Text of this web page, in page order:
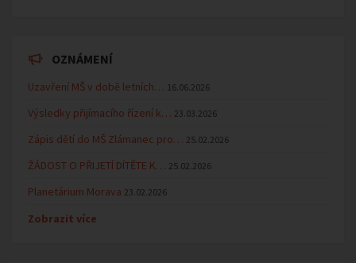
OZNÁMENÍ
Uzavření MŠ v době letních… 16.06.2026
Výsledky přijímacího řízení k… 23.03.2026
Zápis dětí do MŠ Zlámanec pro… 25.02.2026
ŽÁDOST O PŘIJETÍ DÍTĚTE K… 25.02.2026
Planetárium Morava 23.02.2026
Zobrazit více